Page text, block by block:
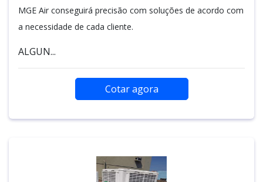
MGE Air conseguirá precisão com soluções de acordo com
a necessidade de cada cliente.
ALGUN...
Cotar agora